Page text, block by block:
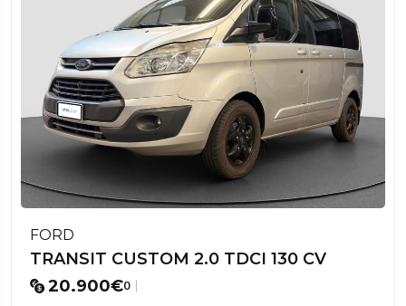
FORD
TRANSIT CUSTOM 2.0 TDCI 130 CV
20.900€0